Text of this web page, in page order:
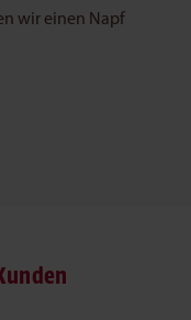
wir einen Napf